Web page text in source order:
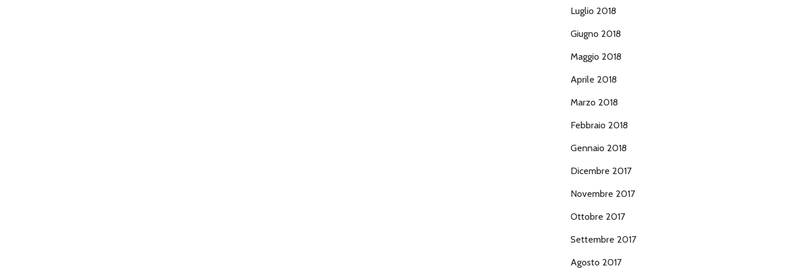
Luglio 2018
Giugno 2018
Maggio 2018
Aprile 2018
Marzo 2018
Febbraio 2018
Gennaio 2018
Dicembre 2017
Novembre 2017
Ottobre 2017
Settembre 2017
Agosto 2017